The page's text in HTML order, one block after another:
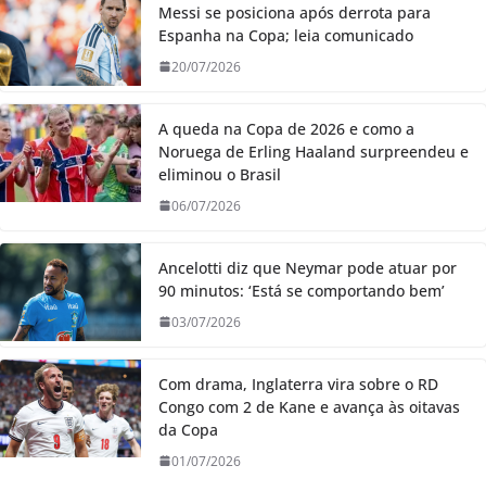
Messi se posiciona após derrota para
Espanha na Copa; leia comunicado
20/07/2026
A queda na Copa de 2026 e como a
Noruega de Erling Haaland surpreendeu e
eliminou o Brasil
06/07/2026
Ancelotti diz que Neymar pode atuar por
90 minutos: ‘Está se comportando bem’
03/07/2026
Com drama, Inglaterra vira sobre o RD
Congo com 2 de Kane e avança às oitavas
da Copa
01/07/2026